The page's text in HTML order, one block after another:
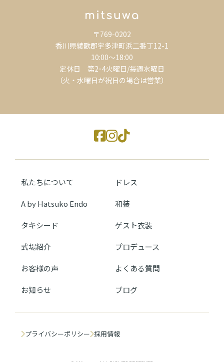
〒769-0202
香川県綾歌郡宇多津町浜二番丁12-1
10:00～18:00
定休日 第2･4火曜日/毎週水曜日
（火・水曜日が祝日の場合は営業）
私たちについて ドレス
A by Hatsuko Endo 和装
タキシード ゲスト衣装
式場紹介 プロデュース
お客様の声 よくある質問
お知らせ ブログ
プライバシーポリシー 採用情報